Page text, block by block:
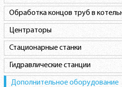
Обработка концов труб в
Центраторы
Стационарные станки
Гидравлические станции
Дополнительное оборудование